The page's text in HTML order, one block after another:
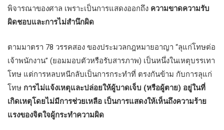
พิจารณาของศาล เพราะเป็นการแสดงออกถึง ความขาดความรับ
ผิดชอบและการไม่สำนึกผิด
ตามมาตรา 78 วรรคสอง ของประมวลกฎหมายอาญา “ลุแก่โทษต่อ
เจ้าพนักงาน” (ยอมมอบตัวหรือรับสารภาพ) เป็นหนึ่งในเหตุบรรเทา
โทษ แต่การหลบหนีกลับเป็นการกระทำที่ ตรงกันข้าม กับการลุแก่
โทษ การไม่แจ้งเหตุและปล่อยให้ผู้บาดเจ็บ (หรือผู้ตาย) อยู่ในที่
เกิดเหตุโดยไม่มีการช่วยเหลือ เป็นการแสดงให้เห็นถึงความร้าย
แรงของจิตใจผู้กระทำความผิด